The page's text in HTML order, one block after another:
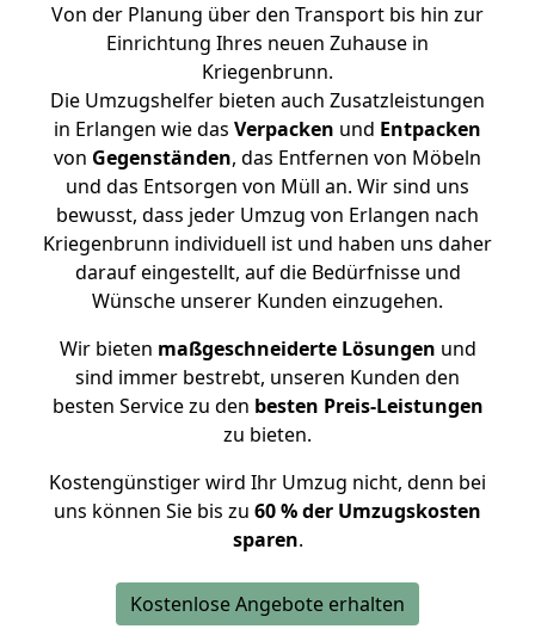
Von der Planung über den Transport bis hin zur
Einrichtung Ihres neuen Zuhause in
Kriegenbrunn.
Die Umzugshelfer bieten auch Zusatzleistungen
in Erlangen wie das Verpacken und Entpacken
von Gegenständen, das Entfernen von Möbeln
und das Entsorgen von Müll an. Wir sind uns
bewusst, dass jeder Umzug von Erlangen nach
Kriegenbrunn individuell ist und haben uns daher
darauf eingestellt, auf die Bedürfnisse und
Wünsche unserer Kunden einzugehen.
Wir bieten maßgeschneiderte Lösungen und
sind immer bestrebt, unseren Kunden den
besten Service zu den besten Preis-Leistungen
zu bieten.
Kostengünstiger wird Ihr Umzug nicht, denn bei
uns können Sie bis zu 60 % der Umzugskosten
sparen.
Kostenlose Angebote erhalten